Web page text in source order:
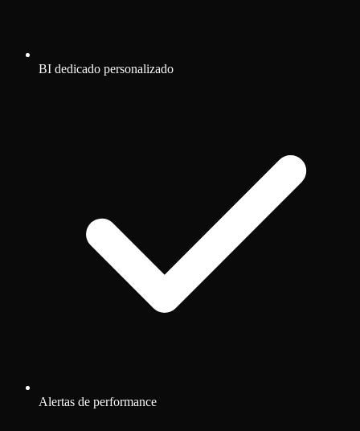
BI dedicado personalizado
Alertas de performance